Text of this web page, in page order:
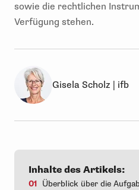
sowie die rechtlichen
Verfügung stehen.
Gisela Scholz | ifb
Inhalte des Artikels:
01 Überblick über die